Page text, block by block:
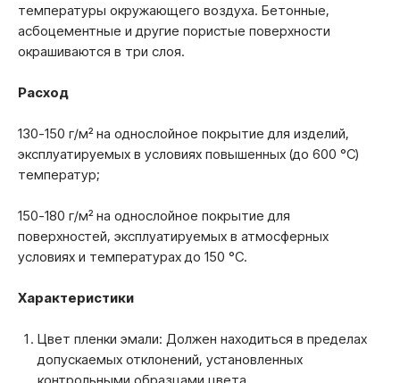
температуры окружающего воздуха. Бетонные,
асбоцементные и другие пористые поверхности
окрашиваются в три слоя.
Расход
130-150 г/м² на однослойное покрытие для изделий,
эксплуатируемых в условиях повышенных (до 600 °С)
температур;
150-180 г/м² на однослойное покрытие для
поверхностей, эксплуатируемых в атмосферных
условиях и температурах до 150 °С.
Характеристики
Цвет пленки эмали: Должен находиться в пределах
допускаемых отклонений, установленных
контрольными образцами цвета